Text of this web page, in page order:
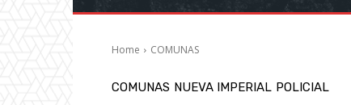
Home COMUNAS
COMUNAS NUEVA IMPERIAL POLICIAL